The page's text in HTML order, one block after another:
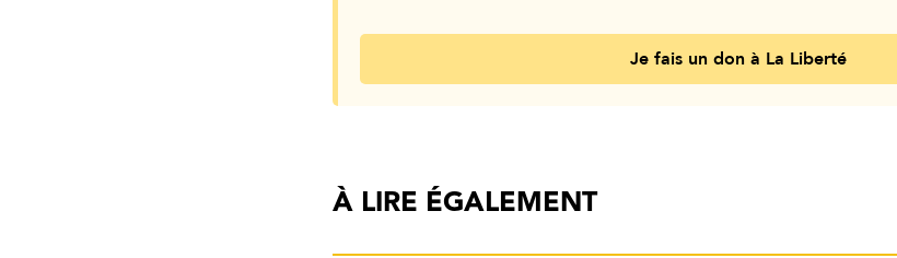
Je fais un don à La Liberté
À LIRE ÉGALEMENT